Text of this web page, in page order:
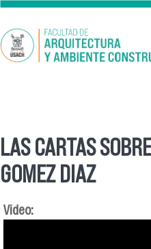
Pasar al contenido principal
Se encuentra
LAS CARTAS
GOMEZ DIAZ
Video: